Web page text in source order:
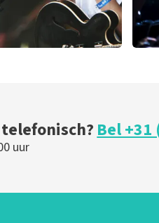
Bel +31
uur